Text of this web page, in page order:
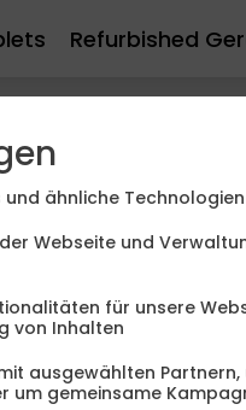
Refurbished
bekommen es
Anbieter sind mit
Handynutzer
ähnliche
Webseite und
für unsere
von Inhalten
ausgewählten
um gemeinsame